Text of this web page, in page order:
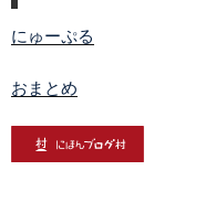
にゅーぷる
おまとめ